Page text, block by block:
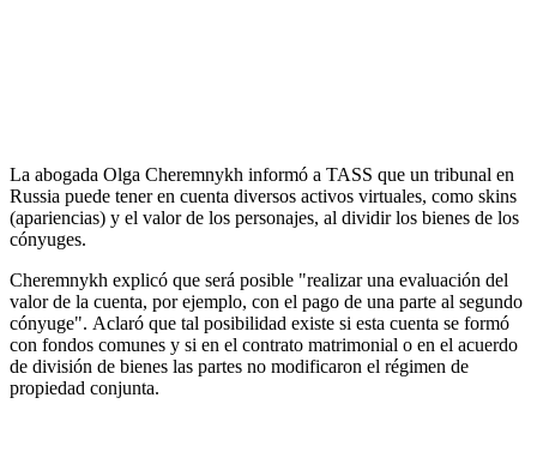
La abogada Olga Cheremnykh informó a TASS que un tribunal en
Russia puede tener en cuenta diversos activos virtuales, como skins
(apariencias) y el valor de los personajes, al dividir los bienes de los
cónyuges.
Cheremnykh explicó que será posible "realizar una evaluación del
valor de la cuenta, por ejemplo, con el pago de una parte al segundo
cónyuge". Aclaró que tal posibilidad existe si esta cuenta se formó
con fondos comunes y si en el contrato matrimonial o en el acuerdo
de división de bienes las partes no modificaron el régimen de
propiedad conjunta.